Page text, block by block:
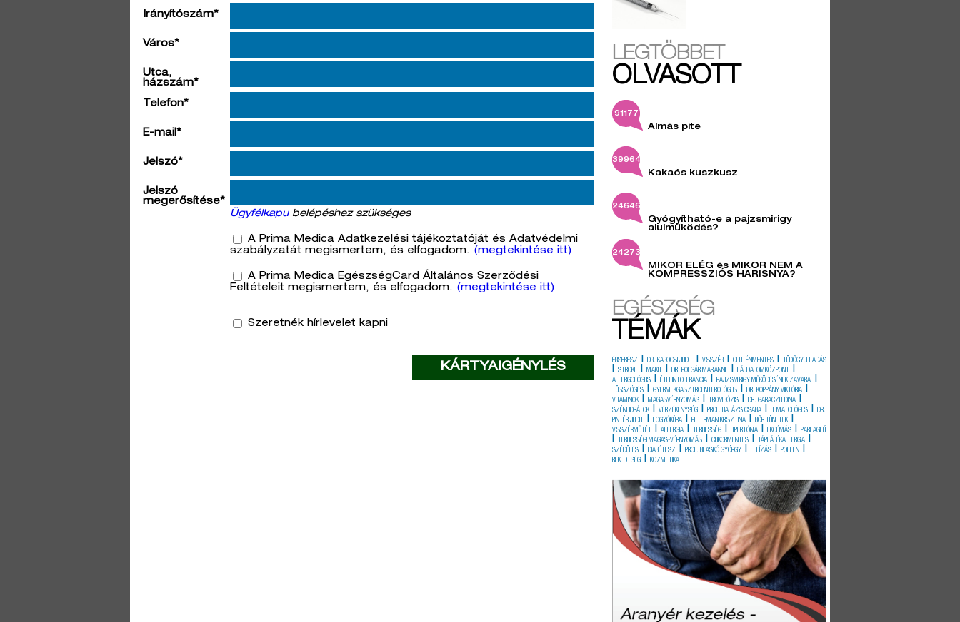
Irányítószám*
Város*
Utca,
házszám*
Telefon*
E-mail*
Jelszó*
Jelszó
megerősítése*
Ügyfélkapubelépéshez szükséges
A Prima Medica Adatkezelési tájékoztatóját és Adatvédelmi
szabályzatát megismertem, és elfogadom. (megtekintése itt)
A Prima Medica EgészségCard Általános Szerződési
Feltételeit megismertem, és elfogadom. (megtekintése itt)
Szeretnék hírlevelet kapni
LEGTÖBBET
OLVASOTT
91177
Almás pite
39964
Kakaós kuszkusz
24646
Gyógyítható-e a pajzsmirigy
alulműködés?
24273
MIKOR ELÉG és MIKOR NEM A
KOMPRESSZIÓS HARISNYA?
EGÉSZSÉG
TÉMÁK
ÉRSEBÉSZ | DR. KAPOCSI JUDIT | VISSZÉR | GLUTÉNMENTES | TÜDŐGYULLADÁS
| STROKE | MAKIT | DR. POLGÁR MARIANNE | FÁJDALOMKÖZPONT |
ALLERGOLÓGUS | ÉTELINTOLERANCIA | PAJZSMIRIGY MŰKÖDÉSÉNEK ZAVARAI |
TÜSSZÖGÉS | GYERMEKGASZTROENTEROLÓGUS | DR. KOPPÁNY VIKTÓRIA |
VITAMINOK| MAGASVÉRNYOMÁS | TROMBÓZIS | DR. GARACZI EDINA |
SZÉNHIDRÁTOK| VÉRZÉKENYSÉG | PROF. BALÁZS CSABA | HEMATOLÓGUS | DR.
PINTÉR JUDIT
| FOGYÓKÚRA | PETERMAN KRISZTINA | BŐR TÜNETEK|
VISSZÉRMŰTÉT | ALLERGIA | TERHESSÉG | HIPERTÓNIA | EKCÉMÁS | PARLAGFŰ
| TERHESSÉGI MAGAS-VÉRNYOMÁS | CUKORMENTES | TÁPLÁLÉKALLERGIA |
SZÉDÜLÉS | DIABÉTESZ | PROF. BLASKÓ GYÖRGY | ELHÍZÁS | POLLEN |
REKEDTSÉG | KOZMETIKA